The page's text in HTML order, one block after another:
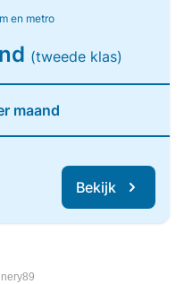
en metro
(tweede klas)
maand
Bekijk